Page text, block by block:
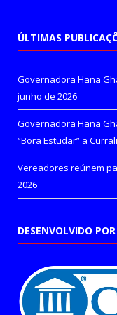
ÚLTIMAS
Governadora Hana
junho de 2026
Governadora Hana
“Bora Estudar” a
Vereadores reúnem
2026
DESENVOLVIDO